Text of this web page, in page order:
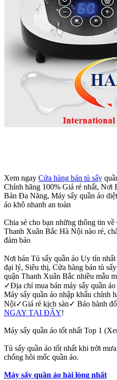
Xem ngay Cửa hàng bán tủ sấy
Chính hãng 100% Giá rẻ nhất, Nơi
Bản Đa Năng, Máy sấy quần áo
áo khô nhanh an toàn
Chia sẻ cho bạn những thông tin
Thanh Xuân Bắc Hà Nội nào rẻ,
đảm bảo
Nơi bán Tủ sấy quần áo Uy tín
đại lý, Siêu thị, Cửa hàng bán tủ
quận Thanh Xuân Bắc nhiều mẫu
✓Địa chỉ mua bán máy sấy quần
Máy sấy quần áo nhập khẩu chính
Nội✓Giá rẻ kịch sàn✓ Bảo hành
NGAY TẠI ĐÂY!
Máy sấy quần áo tốt nhất Top 1
Tủ sấy quần áo tốt nhất khi trời
chống hôi mốc quần áo.
Máy sấy quần áo hài lòng nhất